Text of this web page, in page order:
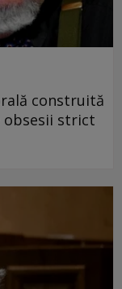
construită
obsesii strict